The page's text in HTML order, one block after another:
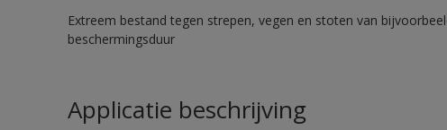
Extreem bestand tegen strepen, vegen en stoten van
beschermingsduur
Applicatie beschrijving